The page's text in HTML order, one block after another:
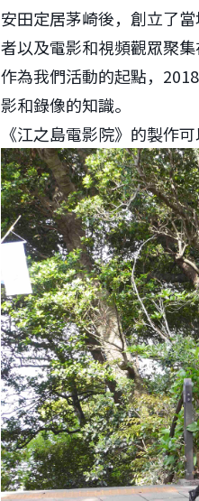
安田定居茅崎後，創立了
者以及電影和視頻觀眾聚
作為我們活動的起點，
影和錄像的知識。
《江之島電影院》的製作